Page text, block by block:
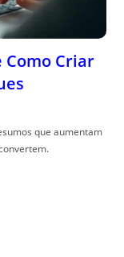
Como Criar
que aumentam